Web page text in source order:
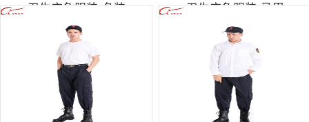
卫生应急服装-冬装 卫生应急服装-马甲